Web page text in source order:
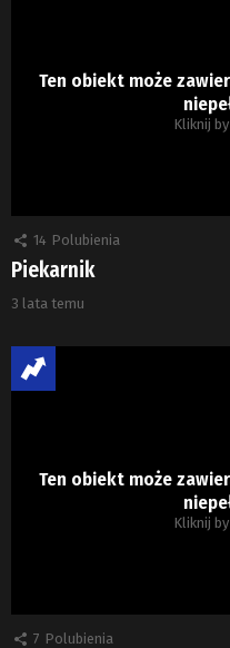
Ten obiekt może
Kliknij
14 Polubienia
Piekarnik
3 lata temu
Ten obiekt może
Kliknij
7 Polubienia